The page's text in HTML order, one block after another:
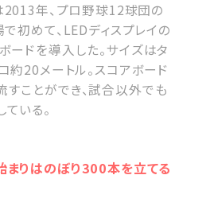
年、プロ野球12球団の
で初めて、LEDディスプレイの
ードを導入した。サイズはタ
20メートル。スコアボード
ことができ、試合以外でも
いる。
まりはのぼり300本を立てる